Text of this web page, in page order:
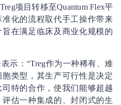
项目转移至Quantum Flex平
化的流程取代手工操作带来
在满足临床及商业化规模的
示：“Treg作为一种稀有、难
类型，其生产可行性是决定
特的合作，使我们能够超越
估一种集成的、封闭式的生